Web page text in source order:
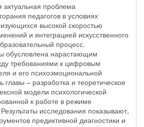
актуальная проблема
педагогов в условиях
высокой скоростью
и интеграцией искусственного
процесс.
обусловлена нарастающим
требованиями к цифровым
и его психоэмоциональной
главы – разработка и теоретическое
модели психологической
к работе в режиме
исследования показывают,
предиктивной диагностики и